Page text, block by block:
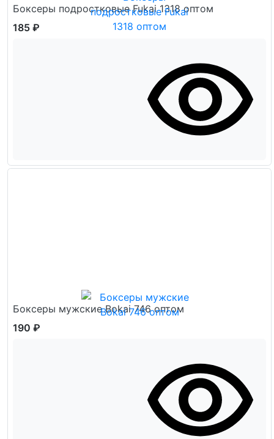
Боксеры подростковые Fukai 1318 оптом
185 ₽
Боксеры мужские Bokai 746 оптом
190 ₽